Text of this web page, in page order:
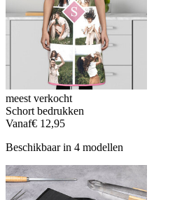
meest verkocht
Schort bedrukken
Vanaf€ 12,95
Beschikbaar in 4 modellen